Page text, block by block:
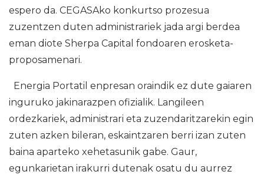
espero da. CEGASAko konkurtso prozesua
zuzentzen duten administrariek jada argi berdea
eman diote Sherpa Capital fondoaren erosketa-
proposamenari.
Energia Portatil enpresan oraindik ez dute gaiaren
inguruko jakinarazpen ofizialik. Langileen
ordezkariek, administrari eta zuzendaritzarekin egin
zuten azken bileran, eskaintzaren berri izan zuten
baina aparteko xehetasunik gabe. Gaur,
egunkarietan irakurri dutenak osatu du aurrez